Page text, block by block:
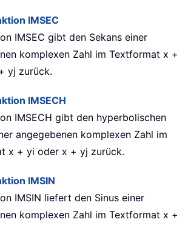
IMSEC
IMSEC gibt den Sekans einer
komplexen Zahl im Textformat x +
yj zurück.
IMSECH
IMSECH gibt den hyperbolischen
angegebenen komplexen Zahl im
x + yi oder x + yj zurück.
IMSIN
IMSIN liefert den Sinus einer
komplexen Zahl im Textformat x +